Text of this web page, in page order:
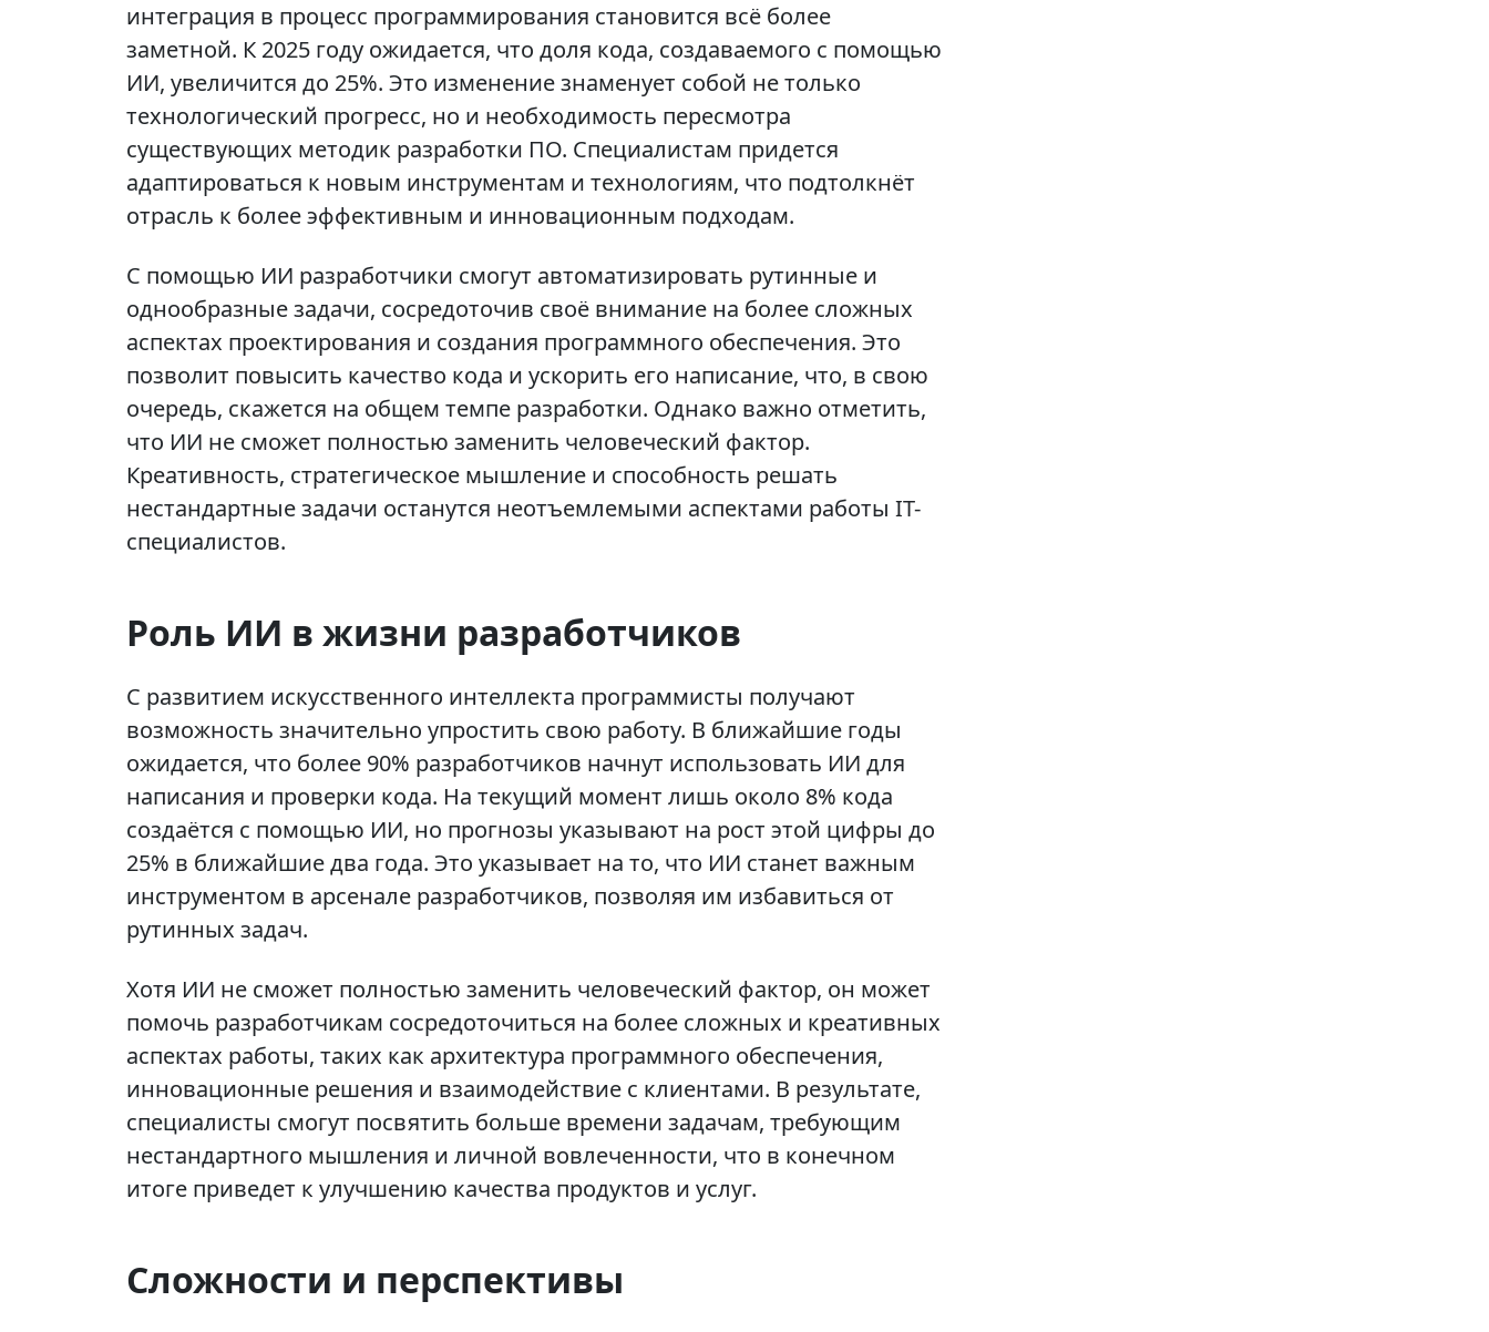
интеграция в процесс программирования становится всё более
заметной. К 2025 году ожидается, что доля кода, создаваемого с помощью
ИИ, увеличится до 25%. Это изменение знаменует собой не только
технологический прогресс, но и необходимость пересмотра
существующих методик разработки ПО. Специалистам придется
адаптироваться к новым инструментам и технологиям, что подтолкнёт
отрасль к более эффективным и инновационным подходам.
С помощью ИИ разработчики смогут автоматизировать рутинные и
однообразные задачи, сосредоточив своё внимание на более сложных
аспектах проектирования и создания программного обеспечения. Это
позволит повысить качество кода и ускорить его написание, что, в свою
очередь, скажется на общем темпе разработки. Однако важно отметить,
что ИИ не сможет полностью заменить человеческий фактор.
Креативность, стратегическое мышление и способность решать
нестандартные задачи останутся неотъемлемыми аспектами работы IT-
специалистов.
Роль ИИ в жизни разработчиков
С развитием искусственного интеллекта программисты получают
возможность значительно упростить свою работу. В ближайшие годы
ожидается, что более 90% разработчиков начнут использовать ИИ для
написания и проверки кода. На текущий момент лишь около 8% кода
создаётся с помощью ИИ, но прогнозы указывают на рост этой цифры до
25% в ближайшие два года. Это указывает на то, что ИИ станет важным
инструментом в арсенале разработчиков, позволяя им избавиться от
рутинных задач.
Хотя ИИ не сможет полностью заменить человеческий фактор, он может
помочь разработчикам сосредоточиться на более сложных и креативных
аспектах работы, таких как архитектура программного обеспечения,
инновационные решения и взаимодействие с клиентами. В результате,
специалисты смогут посвятить больше времени задачам, требующим
нестандартного мышления и личной вовлеченности, что в конечном
итоге приведет к улучшению качества продуктов и услуг.
Сложности и перспективы